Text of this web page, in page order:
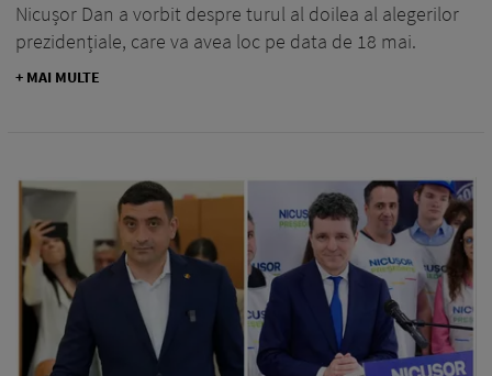
Nicușor Dan a vorbit despre turul al doilea al alegerilor
prezidențiale, care va avea loc pe data de 18 mai.
+ MAI MULTE